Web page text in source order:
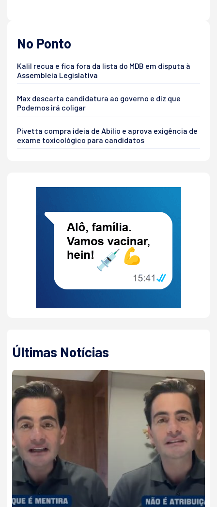
No Ponto
Kalil recua e fica fora da lista do MDB em disputa à
Assembleia Legislativa
Max descarta candidatura ao governo e diz que
Podemos irá coligar
Pivetta compra ideia de Abilio e aprova exigência de
exame toxicológico para candidatos
Últimas Notícias